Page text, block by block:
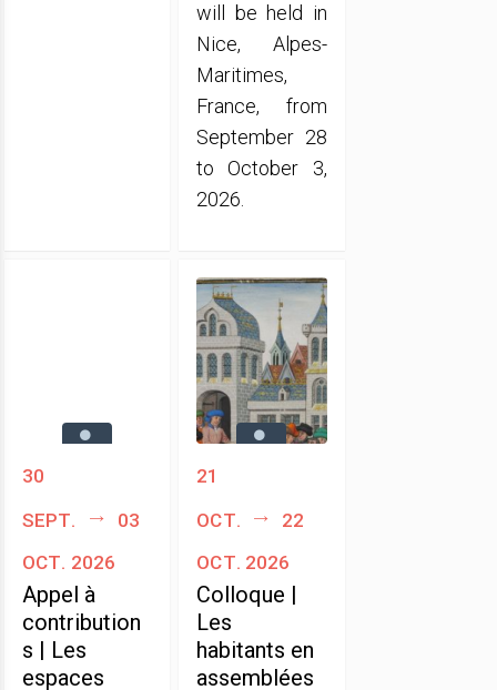
will be held in
Nice, Alpes-
Maritimes,
France, from
September 28
to October 3,
2026.
30
sept.
03
oct. 2026
Appel à
contribution
s | Les
espaces
21
oct.
22
oct. 2026
Colloque |
Les
habitants en
assemblées